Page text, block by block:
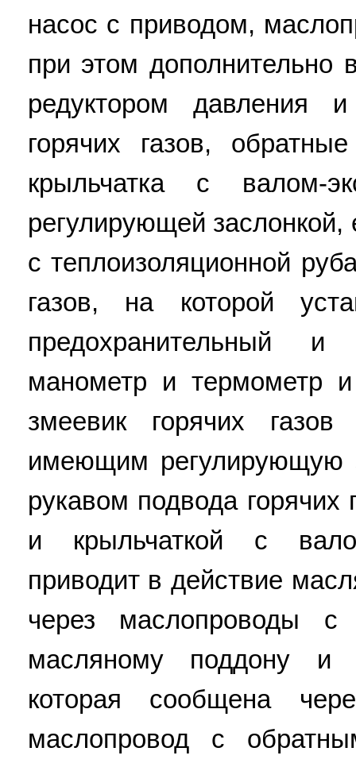
насос с приводом,
при этом дополнительно
редуктором давления
горячих газов,
крыльчатка с валом-
регулирующей
с теплоизоляционной
газов, на которой
предохранительный и
манометр и термометр и
змеевик горячих
имеющим регулирующую
рукавом подвода
и крыльчаткой с
приводит в действие
через маслопроводы
масляному поддону и
которая сообщена
маслопровод с